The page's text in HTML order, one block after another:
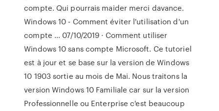
compte. Qui pourrais maider merci davance.
Windows 10 - Comment éviter l'utilisation d'un
compte ... 07/10/2019 · Comment utiliser
Windows 10 sans compte Microsoft. Ce tutoriel
est à jour et se base sur la version de Windows
10 1903 sortie au mois de Mai. Nous traitons la
version Windows 10 Familiale car sur la version
Professionnelle ou Enterprise c'est beaucoup